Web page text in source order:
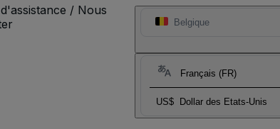
Belgique
Français (FR)
US$ Dollar des Etats-Unis
/ Nous